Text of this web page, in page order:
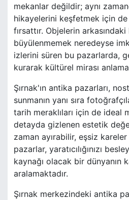
mekanlar değildir; aynı
hikayelerini keşfetmek için
fırsattır. Objelerin
büyülenmemek neredeyse
izlerini süren bu pazarlarda,
kurarak kültürel mirası
Şırnak'ın antika pazarları,
sunmanın yanı sıra
tarih meraklıları için de ideal
detayda gizlenen estetik
zaman ayırabilir, eşsiz
pazarlar, yaratıcılığınızı
kaynağı olacak bir dünyanın
aralamaktadır.
Şırnak merkezindeki antika